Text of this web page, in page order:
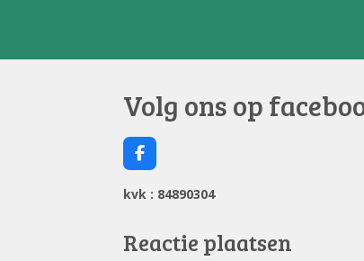
Volg ons op
F
a
c
e
o
kvk : 84890304
Reactie plaatsen